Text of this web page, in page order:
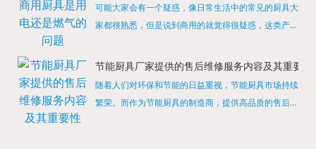
可能大家会有一个疑惑，像日常生活中的常见的厨具大
家都很熟悉，但是说到商用的就觉得很疑惑，这类产品
店用的就是商用的吗?还真别说，真被大家猜对了，这
节能厨具厂家提供的售后维修服务内容及其重要性
随着人们对环保和节能的日益重视，节能厨具市场持续
繁荣。而作为节能厨具的制造商，提供高品质的售后维